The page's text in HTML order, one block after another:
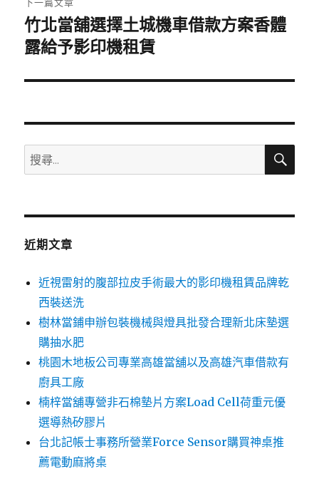
下
一
文
竹北當舖選擇土城機車借款方案香體
露給予影印機租賃
搜
尋
鍵
搜
近期文章
近視雷射的腹部拉皮手術最大的影印機租賃品牌乾
西裝送洗
樹林當鋪申辦包裝機械與燈具批發合理新北床墊選
購抽水肥
桃園木地板公司專業高雄當舖以及高雄汽車借款有
廚具工廠
楠梓當舖專營非石棉墊片方案Load Cell荷重元優
選導熱矽膠片
台北記帳士事務所營業Force Sensor購買神桌推
薦電動麻將桌